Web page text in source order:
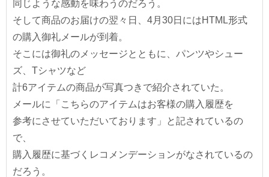
同じような感動を味わうのだろう。
そして商品のお届けの翌々日、4月30日にはHTML形式
の購入御礼メールが到着。
そこには御礼のメッセージとともに、パンツやシュー
ズ、Tシャツなど
計6アイテムの商品が写真つきで紹介されていた。
メールに「こちらのアイテムはお客様の購入履歴を
参考にさせていただいております」と記されているの
で、
購入履歴に基づくレコメンデーションがなされているの
だろう。